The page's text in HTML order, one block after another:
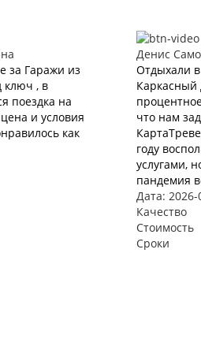
за Гаражи из
ключ , в
поездка на
и условия
как
Денис
Отдыхали
Каркасный
что нам
году
услугами,
пандемия
Дата: 2026-
Качество
Стоимость
Сроки